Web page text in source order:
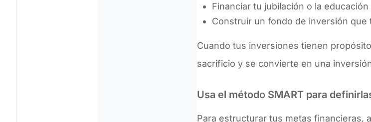
Financiar tu jubilación o la
Construir un fondo de inversión que
Cuando tus inversiones tienen
sacrificio y se convierte en una
Usa el método SMART para
Para estructurar tus metas financieras,